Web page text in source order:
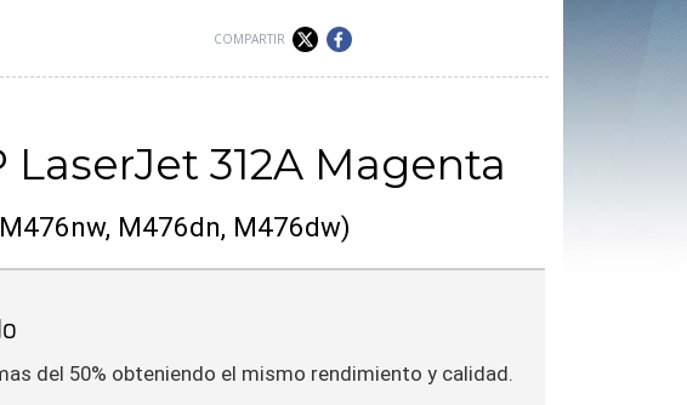
COMPARTIR
312A Magenta
M476dn, M476dw)
del 50% obteniendo el mismo rendimiento y calidad.